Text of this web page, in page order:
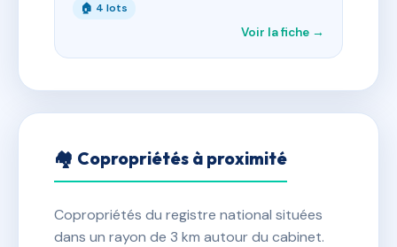
🏠 4 lots
Voir la fiche →
🏘 Copropriétés à proximité
Copropriétés du registre national situées
dans un rayon de 3 km autour du cabinet.